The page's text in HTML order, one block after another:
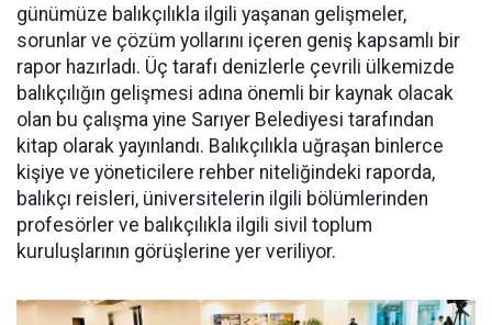
günümüze balıkçılıkla ilgili yaşanan gelişmeler,
sorunlar ve çözüm yollarını içeren geniş kapsamlı bir
rapor hazırladı. Üç tarafı denizlerle çevrili ülkemizde
balıkçılığın gelişmesi adına önemli bir kaynak olacak
olan bu çalışma yine Sarıyer Belediyesi tarafından
kitap olarak yayınlandı. Balıkçılıkla uğraşan binlerce
kişiye ve yöneticilere rehber niteliğindeki raporda,
balıkçı reisleri, üniversitelerin ilgili bölümlerinden
profesörler ve balıkçılıkla ilgili sivil toplum
kuruluşlarının görüşlerine yer veriliyor.